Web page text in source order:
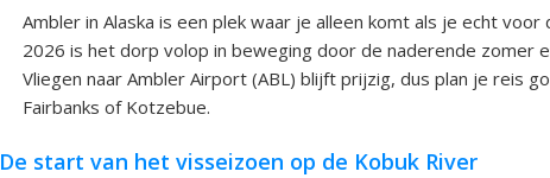
Ambler in Alaska is een plek waar je alleen komt als je echt
2026 is het dorp volop in beweging door de naderende zomer
Vliegen naar Ambler Airport (ABL) blijft prijzig, dus plan je reis
Fairbanks of Kotzebue.
De start van het visseizoen op de Kobuk River